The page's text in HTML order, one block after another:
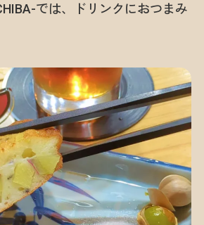
では、ドリンクにおつまみ